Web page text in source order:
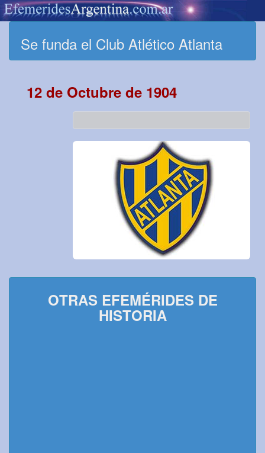
Se funda el Club Atlético Atlanta
12 de Octubre de 1904
OTRAS EFEMÉRIDES DE
HISTORIA